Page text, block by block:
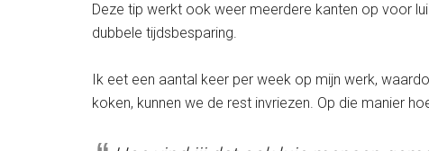
Deze tip werkt ook weer meerdere kanten op voor
dubbele tijdsbesparing.
Ik eet een aantal keer per week op mijn werk,
koken, kunnen we de rest invriezen. Op die manier